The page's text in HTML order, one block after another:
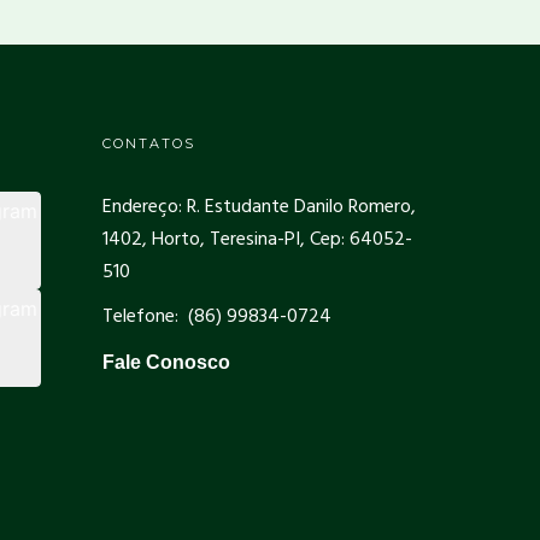
CONTATOS
Endereço: R. Estudante Danilo Romero,
1402, Horto, Teresina-PI, Cep: 64052-
510
Telefone: (86) 99834-0724
Fale Conosco